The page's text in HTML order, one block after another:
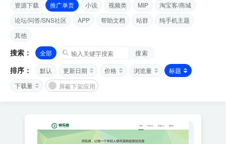
资源下载
推广单页 小说 视频类 MIP
淘宝客/商城
论坛/问答/SNS社区
APP 帮助文档 站群
纯手机主题
其他
搜索： 全部 搜索
排序： 默认 更新日期 价格 浏览量
标题
下载量
屏蔽下架应用